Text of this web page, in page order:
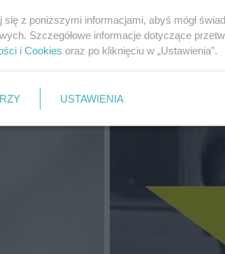
w "Familiadzie". To tam
się z poniższymi informacjami, abyś mógł
Szczegółowe informacje dotyczące
i Cookies oraz po kliknięciu w „Ustawienia”.
USTAWIENIA